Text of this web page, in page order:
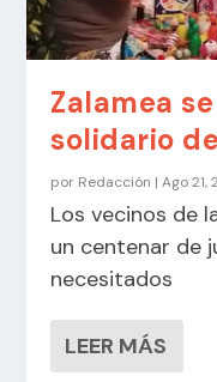
Zalamea
solidario
por Redacción |Ago 21,
Los vecinos de
un centenar de
necesitados
LEER MÁS